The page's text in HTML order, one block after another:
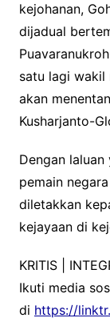
kejohanan,
dijadual
satu lagi wakil
akan
Kusharjanto-
Dengan
pemain
diletakkan
kejayaan di
KRITIS |
Ikuti media
di https://